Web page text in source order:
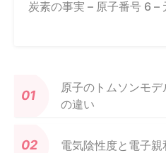
炭素の事実 – 原子番号 6 –
原子のトムソンモ
の違い
電気陰性度と電子親